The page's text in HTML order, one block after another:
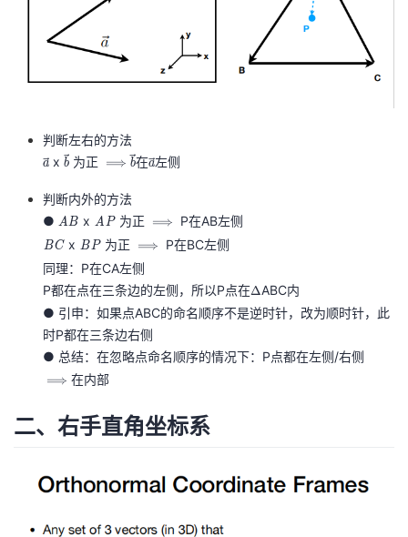
判断左右的方法
\
e
c
a
a x \
e
c
b
b 为正 \i
pl
ie
s
⟹ \
e
c
b
b在\
c
a
a左侧
判断内外的方法
● \
o
v
er
ri
g
h
t
rr
o
{
B
AB x \
o
v
er
ri
g
h
t
rr
A
AP为正 \i
m
ie
s
⟹ P在AB左侧
\
o
v
e
rr
i
g
o
B
BC x \
o
v
e
rr
i
g
t
a
o
B
BP为正 \i
m
pl
ie
s
⟹ P在BC左侧
同理：P在CA左侧
P都在点在三条边的左侧，所以P点在\
D
t
ΔABC内
● 引申：如果点ABC的命名顺序不是逆时针，改为顺时针，此
时P都在三条边右侧
● 总结：在忽略点命名顺序的情况下：P点都在左侧/右侧
⟹ 在内部
二、右手直角坐标系